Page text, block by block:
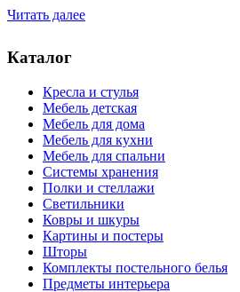
Читать далее
Каталог
Кресла и стулья
Мебель детская
Мебель для дома
Мебель для кухни
Мебель для спальни
Системы хранения
Полки и стеллажи
Светильники
Ковры и шкуры
Картины и постеры
Шторы
Комплекты постельного белья
Предметы интерьера